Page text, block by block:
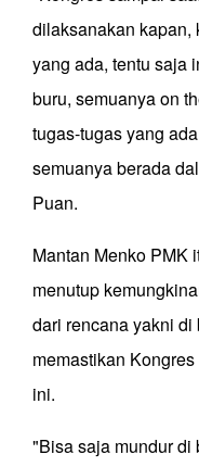
dilaksanakan kapan,
yang ada, tentu saja
buru, semuanya on
tugas-tugas yang
semuanya berada
Puan.
Mantan Menko PMK
menutup
dari rencana yakni
memastikan
ini.
"Bisa saja mundur di